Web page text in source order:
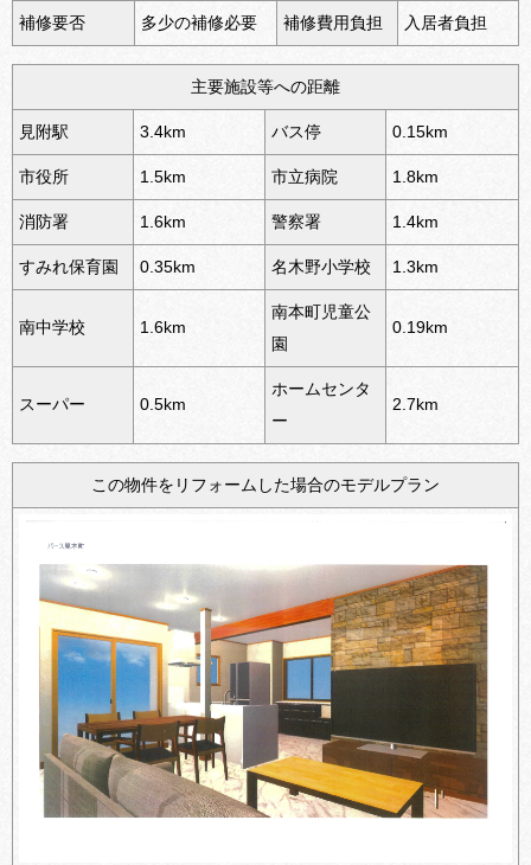
補修要否 多少の補修必要 補修費用負担 入居者負担
主要施設等への距離
見附駅 3.4km バス停 0.15km
市役所 1.5km 市立病院 1.8km
消防署 1.6km 警察署 1.4km
すみれ保育園 0.35km 名木野小学校 1.3km
南中学校 1.6km
南本町児童公
園
0.19km
スーパー 0.5km
ホームセンタ
ー
2.7km
この物件をリフォームした場合のモデルプラン